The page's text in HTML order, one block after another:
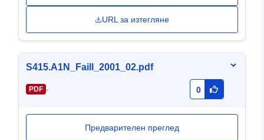
URL за изтегляне
S415.A1N_Faill_2001_02.pdf
PDF - 0
Предварителен преглед